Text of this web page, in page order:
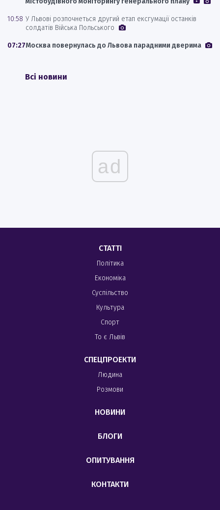
10:58 У Львові розпочнеться другий етап ексгумації останків
солдатів Війська Польського
07:27Москва повернулась до Львова парадними дверима
Всі новини
ad
СТАТТІ
Політика
Економіка
Суспільство
Культура
Спорт
То є Львів
СПЕЦПРОЕКТИ
Людина
Розмови
НОВИНИ
БЛОГИ
ОПИТУВАННЯ
КОНТАКТИ